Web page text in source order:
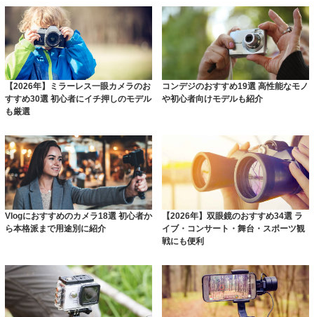
【2026年】ミラーレス一眼カメラのお
すすめ30選 初心者にイチ押しのモデル
も厳選
コンデジのおすすめ19選 高性能なモノ
や初心者向けモデルも紹介
Vlogにおすすめのカメラ18選 初心者か
ら本格派まで用途別に紹介
【2026年】双眼鏡のおすすめ34選 ラ
イブ・コンサート・舞台・スポーツ観
戦にも便利